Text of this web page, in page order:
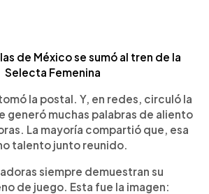
de México se sumó al tren de la
Selecta Femenina
la postal. Y, en redes, circuló la
generó muchas palabras de aliento
La mayoría compartió que, esa
talento junto reunido.
siempre demuestran su
de juego. Esta fue la imagen: